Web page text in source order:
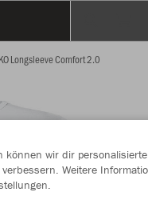
Longsleeve Comfort 2.0
können wir dir personalisierte
Weitere